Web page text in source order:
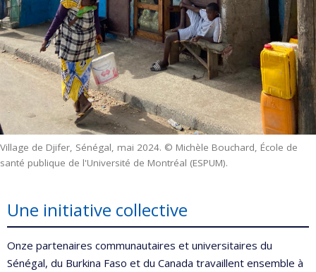
Village de Djifer, Sénégal, mai 2024. © Michèle Bouchard, École de
santé publique de l'Université de Montréal (ESPUM).
Une initiative collective
Onze partenaires communautaires et universitaires du
Sénégal, du Burkina Faso et du Canada travaillent ensemble à